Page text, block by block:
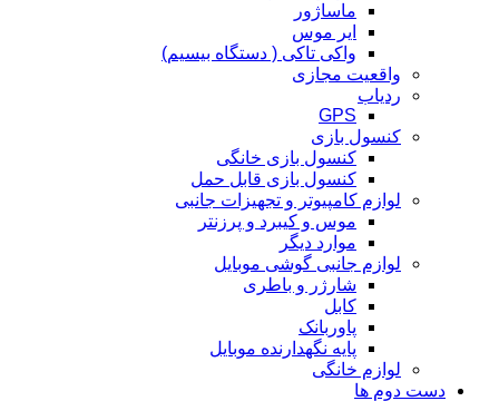
ماساژور
ایر موس
واکی تاکی ( دستگاه بیسیم)
واقعیت مجازی
ردیاب
GPS
کنسول بازی
کنسول بازی خانگی
کنسول بازی قابل حمل
لوازم کامپیوتر و تجهیزات جانبی
موس و کیبرد و پرزنتر
موارد دیگر
لوازم جانبی گوشی موبایل
شارژر و باطری
کابل
پاوربانک
پایه نگهدارنده موبایل
لوازم خانگی
دست دوم ها